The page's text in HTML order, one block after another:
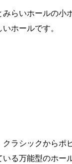
らいホールの小
ホールです。
ラシックからポ
る万能型のホー